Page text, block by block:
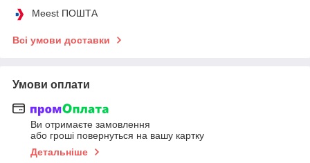
Meest ПОШТА
Всі умови доставки
Умови оплати
Ви отримаєте замовлення
або гроші повернуться на вашу картку
Детальніше